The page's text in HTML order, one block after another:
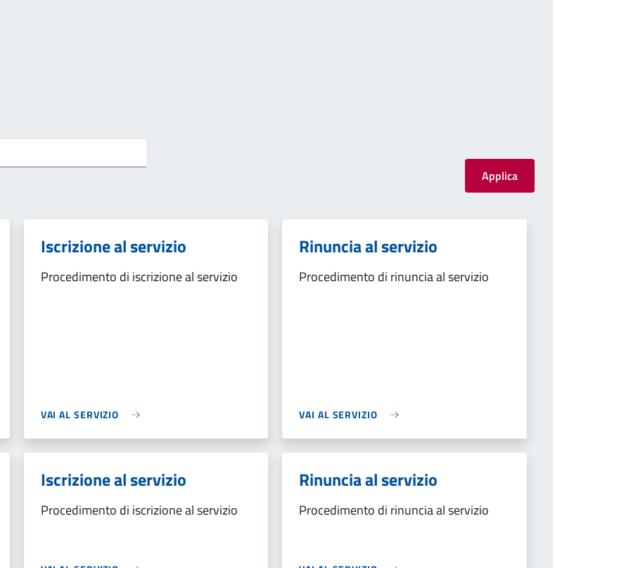
Iscrizione al servizio
Procedimento di iscrizione al servizio
VAI AL SERVIZIO
Rinuncia al servizio
Procedimento di rinuncia al servizio
VAI AL SERVIZIO
Iscrizione al servizio
Procedimento di iscrizione al servizio
Rinuncia al servizio
Procedimento di rinuncia al servizio